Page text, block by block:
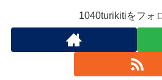
1040turikitiをフォ